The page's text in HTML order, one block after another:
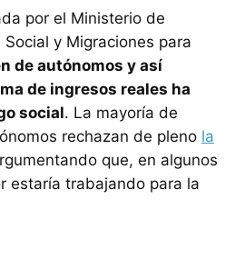
por el Ministerio de
y Migraciones para
de autónomos y así
de ingresos reales ha
social. La mayoría de
rechazan de pleno la
que, en algunos
estaría trabajando para la